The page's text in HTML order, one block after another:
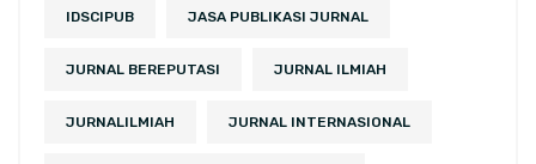
IDSCIPUB JASA PUBLIKASI JURNAL
JURNAL BEREPUTASI JURNAL ILMIAH
JURNALILMIAH JURNAL INTERNASIONAL